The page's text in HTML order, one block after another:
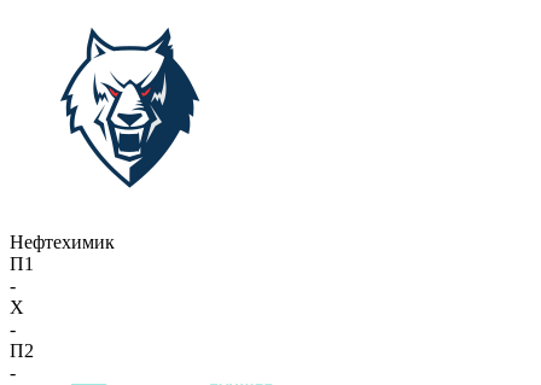
Нефтехимик
П1
-
X
-
П2
-